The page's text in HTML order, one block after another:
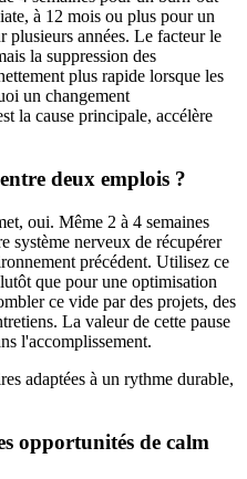
à 12 mois ou plus pour un
plusieurs années. Le facteur le
la suppression des
plus rapide lorsque les
un changement
la cause principale, accélère
deux emplois ?
oui. Même 2 à 4 semaines
système nerveux de récupérer
précédent. Utilisez ce
que pour une optimisation
ce vide par des projets, des
La valeur de cette pause
l'accomplissement.
adaptées à un rythme durable,
opportunités de calm